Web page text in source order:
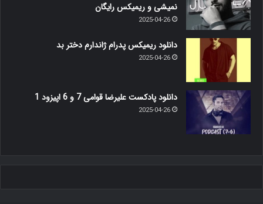
نمیشی و ریمیکس رایگان
2025-04-26
دانلود ریمیکس پدرام ژاندارم دختر بد
2025-04-26
دانلود پادکست علیرضا قوامی 7 و 6 اپیزود 1
2025-04-26